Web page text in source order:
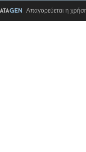
Απαγορεύεται η